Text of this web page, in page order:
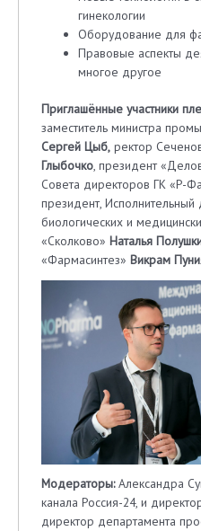
гинекологии
Оборудование для
Правовые аспекты
многое другое
Приглашённые участники
заместитель министра
Сергей Цыб, ректор
Глыбочко, президент
Совета директоров ГК «Р-
президент, Исполнительный
биологических и
«Сколково» Наталья
«Фармасинтез» Викрам
Модераторы:Александра
канала Россия-24, и
директор департамента